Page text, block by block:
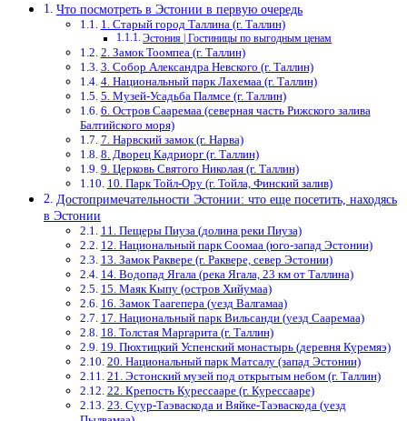
Что посмотреть в Эстонии в первую очередь
1. Старый город Таллина (г. Таллин)
Эстония | Гостиницы по выгодным ценам
2. Замок Тоомпеа (г. Таллин)
3. Собор Александра Невского (г. Таллин)
4. Национальный парк Лахемаа (г. Таллин)
5. Музей-Усадьба Палмсе (г. Таллин)
6. Остров Сааремаа (северная часть Рижского залива
Балтийского моря)
7. Нарвский замок (г. Нарва)
8. Дворец Кадриорг (г. Таллин)
9. Церковь Святого Николая (г. Таллин)
10. Парк Тойл-Ору (г. Тойла, Финский залив)
Достопримечательности Эстонии: что еще посетить, находясь
в Эстонии
11. Пещеры Пиуза (долина реки Пиуза)
12. Национальный парк Соомаа (юго-запад Эстонии)
13. Замок Раквере (г. Раквере, север Эстонии)
14. Водопад Ягала (река Ягала, 23 км от Таллина)
15. Маяк Кыпу (остров Хийумаа)
16. Замок Таагепера (уезд Валгамаа)
17. Национальный парк Вильсанди (уезд Сааремаа)
18. Толстая Маргарита (г. Таллин)
19. Пюхтицкий Успенский монастырь (деревня Куремяэ)
20. Национальный парк Матсалу (запад Эстонии)
21. Эстонский музей под открытым небом (г. Таллин)
22. Крепость Курессааре (г. Курессааре)
23. Суур-Таэваскода и Вяйке-Таэваскода (уезд